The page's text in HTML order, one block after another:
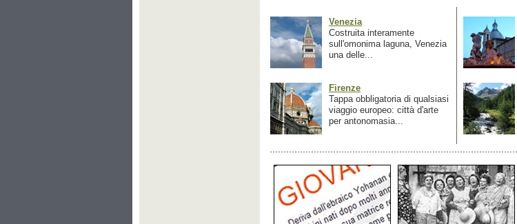
Venezia
Costruita interamente
sull'omonima laguna, Venezia
una delle...
Firenze
Tappa obbligatoria di qualsiasi
viaggio europeo: città d'arte
per antonomasia...